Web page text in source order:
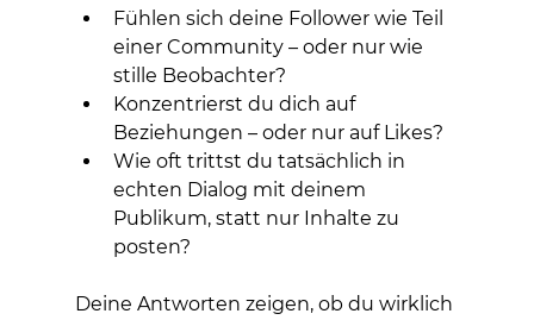
Fühlen sich deine Follower wie Teil
einer Community – oder nur wie
stille Beobachter?
Konzentrierst du dich auf
Beziehungen – oder nur auf Likes?
Wie oft trittst du tatsächlich in
echten Dialog mit deinem
Publikum, statt nur Inhalte zu
posten?
Deine Antworten zeigen, ob du wirklich